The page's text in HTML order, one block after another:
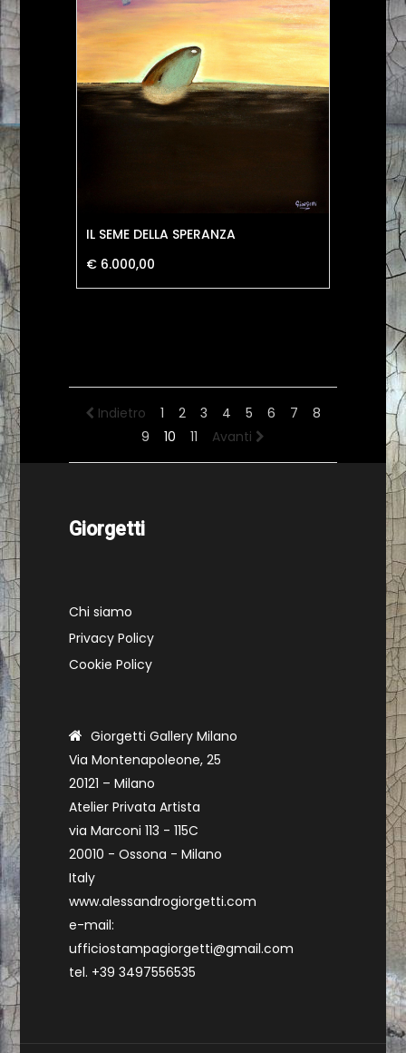
IL SEME DELLA SPERANZA
€ 6.000,00
Indietro 1 2 3 4 5 6 7
8
9
10 11 Avanti
Giorgetti
Chi siamo
Privacy Policy
Cookie Policy
Giorgetti Gallery Milano
Via Montenapoleone, 25
20121 – Milano
Atelier Privata Artista
via Marconi 113 - 115C
20010 - Ossona - Milano
Italy
www.alessandrogiorgetti.com
e-mail:
ufficiostampagiorgetti@gmail.com
tel. +39 3497556535